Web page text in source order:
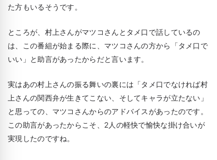
た方もいるそうです。
ところが、村上さんがマツコさんとタメ口で話しているの
は、この番組が始まる際に、マツコさんの方から「タメ口で
いい」と助言があったからだと言います。
実はあの村上さんの振る舞いの裏には「タメ口でなければ村
上さんの関西弁が生きてこない、そしてキャラが立たない」
と思っての、マツコさんからのアドバイスがあったのです。
この助言があったからこそ、2人の軽快で愉快な掛け合いが
実現したのですね。